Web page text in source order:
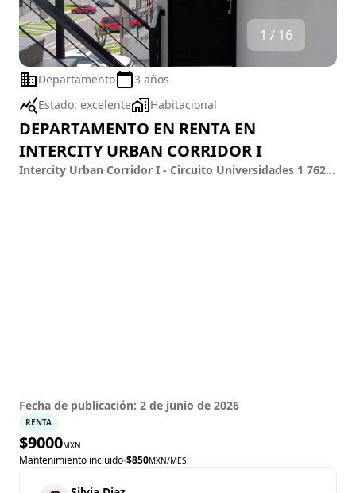
1 / 16
Departamento
3 años
Estado: excelente Habitacional
DEPARTAMENTO EN RENTA EN
INTERCITY URBAN CORRIDOR I
Intercity Urban Corridor I - Circuito Universidades 1 76269 - 230, Intercity Urban Corridor I, El Marqués, Querétaro
Fecha de publicación: 2 de junio de 2026
RENTA
$9000MXN
Mantenimiento incluido $850MXN/MES